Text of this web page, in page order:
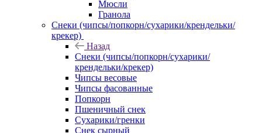
Мюсли
Гранола
Снеки (чипсы/попкорн/сухарики/крендельки/
крекер)
Назад
Снеки (чипсы/попкорн/сухарики/
крендельки/крекер)
Чипсы весовые
Чипсы фасованные
Попкорн
Пшеничный снек
Сухарики/гренки
Снек сырный